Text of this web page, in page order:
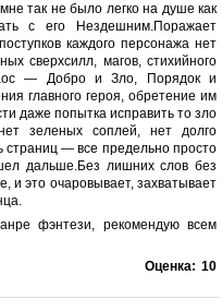
так не было легко на душе как
с его Нездешним.Поражает
каждого персонажа нет
сверхсилл, магов, стихийного
— Добро и Зло, Порядок и
главного героя, обретение им
даже попытка исправить то зло
зеленых соплей, нет долго
страниц — все предельно просто
дальше.Без лишних слов без
и это очаровывает, захватывает
фэнтези, рекомендую всем
Оценка: 10